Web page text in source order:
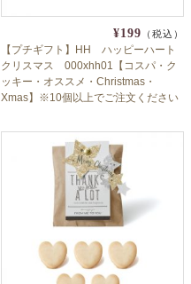
¥199 （税込）
【プチギフト】HH ハッピーハート
クリスマス 000xhh01【コスパ・ク
ッキー・オススメ・Christmas・
Xmas】※10個以上でご注文ください